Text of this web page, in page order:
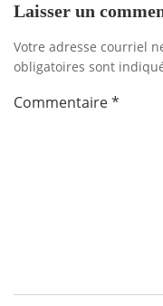
Laisser un
Votre adresse courriel
obligatoires sont
Commentaire*